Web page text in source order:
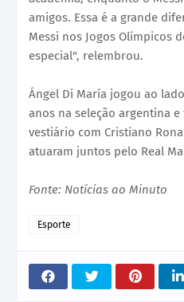
amigos. Essa é a grande
Messi nos Jogos Olímpicos
especial", relembrou.
Ángel Di María jogou ao
anos na seleção argentina
vestiário com Cristiano
atuaram juntos pelo Real
Fonte: Notícias ao Minuto
Esporte